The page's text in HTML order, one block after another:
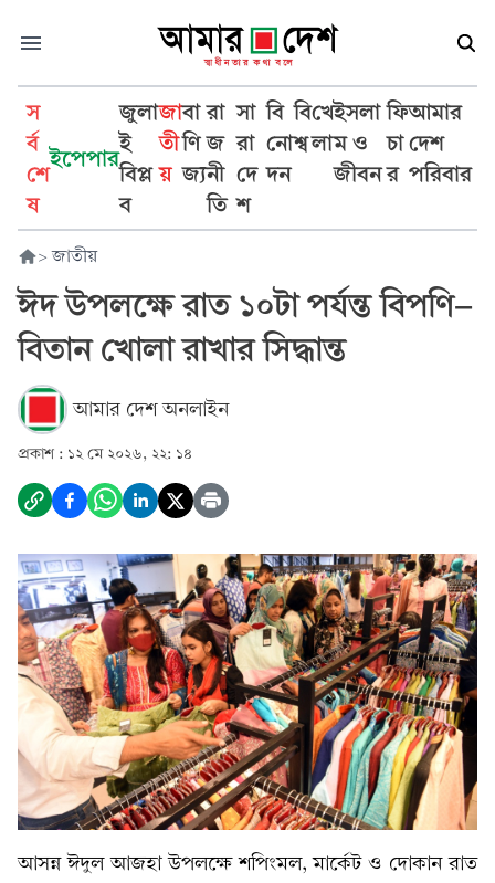
স
র্ব
শে
ষ
ইপেপার
জুলা
ই
বিপ্ল
ব
জা
তী
য়
বা
ণি
জ্য
রা
জ
নী
তি
সা
রা
দে
শ
বি
নো
দন
বি
শ্ব
খে
লা
ইসলা
ম ও
জীবন
ফি
চা
র
আমার
দেশ
পরিবার
> জাতীয়
ঈদ উপলক্ষে রাত ১০টা পর্যন্ত বিপণি-
বিতান খোলা রাখার সিদ্ধান্ত
আমার দেশ অনলাইন
প্রকাশ : ১২ মে ২০২৬, ২২: ১৪
আসন্ন ঈদুল আজহা উপলক্ষে শপিংমল, মার্কেট ও দোকান রাত